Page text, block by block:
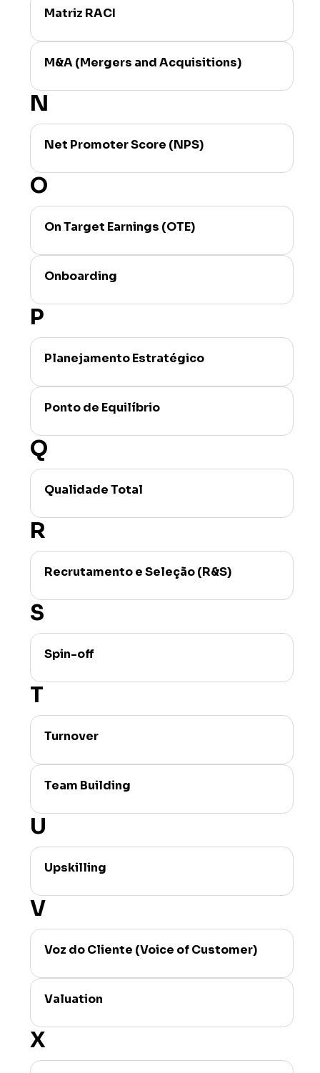
Matriz RACI
M&A (Mergers and Acquisitions)
N
Net Promoter Score (NPS)
O
On Target Earnings (OTE)
Onboarding
P
Planejamento Estratégico
Ponto de Equilíbrio
Q
Qualidade Total
R
Recrutamento e Seleção (R&S)
S
Spin-off
T
Turnover
Team Building
U
Upskilling
V
Voz do Cliente (Voice of Customer)
Valuation
X